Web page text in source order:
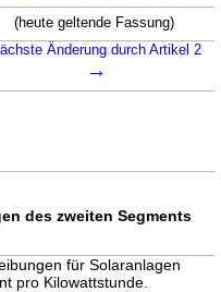
(heute geltende Fassung)
Änderung durch Artikel 2
→
des zweiten Segments
für Solaranlagen
pro Kilowattstunde.